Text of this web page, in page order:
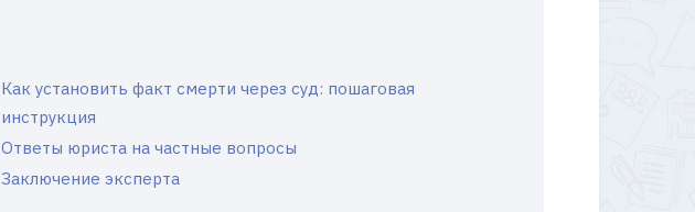
Как установить факт смерти через суд: пошаговая
инструкция
Ответы юриста на частные вопросы
Заключение эксперта